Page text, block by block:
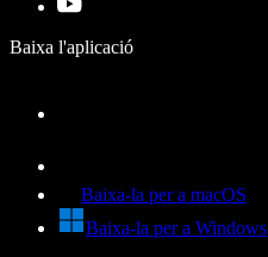
Baixa l'aplicació
Baixa-la per a macOS
Baixa-la per a Windows